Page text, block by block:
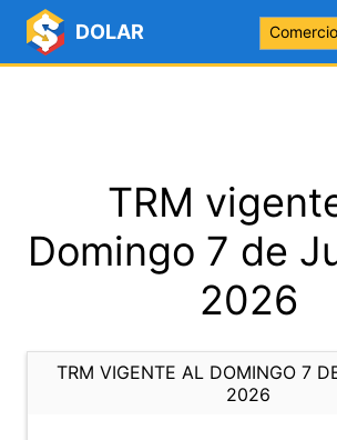
DOLAR Comercio
TRM
Domingo 7 de
2026
TRM VIGENTE AL DOMINGO 7
2026